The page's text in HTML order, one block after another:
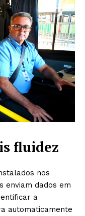
fluidez
nos
enviam dados em
a
automaticamente